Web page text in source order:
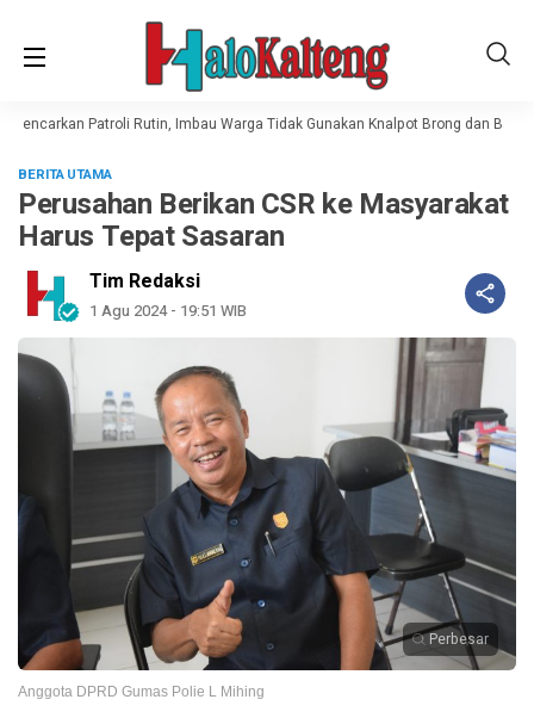
Patroli Rutin, Imbau Warga Tidak Gunakan Knalpot Brong dan Balap
BERITA UTAMA
Perusahan Berikan CSR ke Masyarakat
Harus Tepat Sasaran
Tim Redaksi
1 Agu 2024 - 19:51 WIB
Perbesar
Anggota DPRD Gumas Polie L Mihing